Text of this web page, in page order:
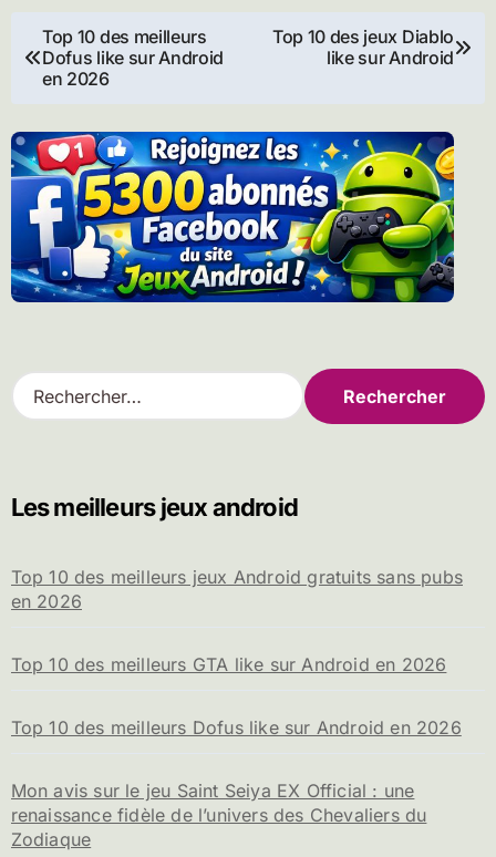
Navigation
de
l’article
Top 10 des meilleurs
Dofus like sur Android
en 2026
Top 10 des jeux Diablo
like sur Android
R
e
r
e
r
Les meilleurs jeux android
Top 10 des meilleurs jeux Android gratuits sans pubs
en 2026
Top 10 des meilleurs GTA like sur Android en 2026
Top 10 des meilleurs Dofus like sur Android en 2026
Mon avis sur le jeu Saint Seiya EX Official : une
renaissance fidèle de l’univers des Chevaliers du
Zodiaque